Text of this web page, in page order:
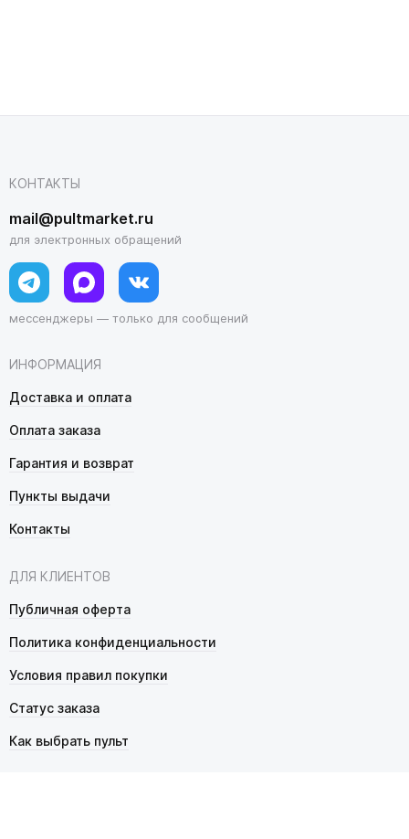
ИНФОРМАЦИЯ
Доставка и оплата
Оплата заказа
Гарантия и возврат
Пункты выдачи
Контакты
ДЛЯ КЛИЕНТОВ
Публичная оферта
Политика конфиденциальности
Условия правил покупки
Статус заказа
Как выбрать пульт
КОНТАКТЫ
mail@pultmarket.ru
для электронных обращений
мессенджеры — только для сообщений